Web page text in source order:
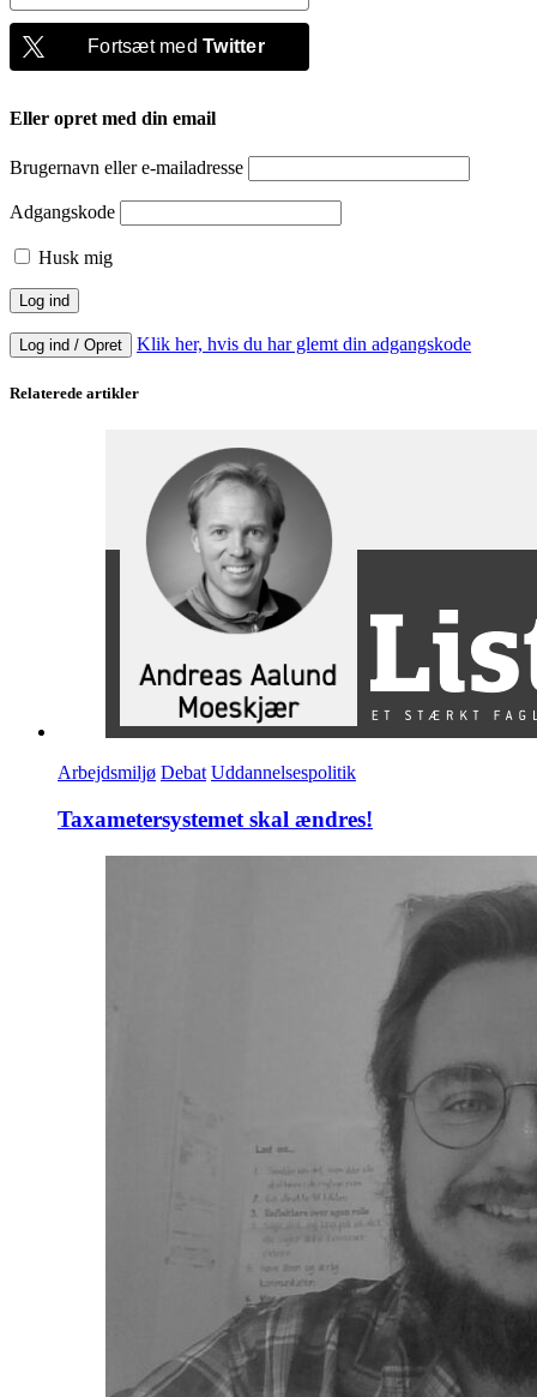
Fortsæt medTwitter
Eller opret med din email
Brugernavn eller e-mailadresse
Adgangskode
Husk mig
Log ind / Opret Klik her, hvis du har glemt din adgangskode
Relaterede artikler
Arbejdsmiljø Debat Uddannelsespolitik
Taxametersystemet skal ændres!